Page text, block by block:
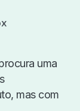
uma
mas com